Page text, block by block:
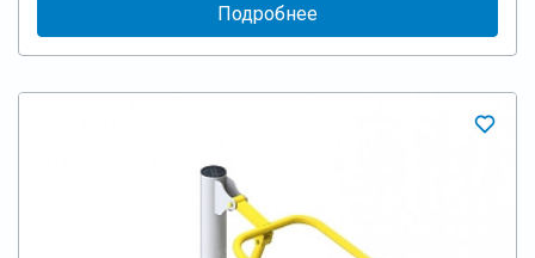
Подробнее